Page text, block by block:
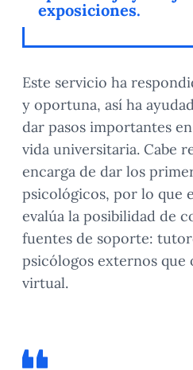
exposiciones.
Este servicio ha
y oportuna, así ha
dar pasos importantes
vida universitaria. Cabe
encarga de dar los
psicológicos, por lo que
evalúa la posibilidad de
fuentes de soporte:
psicólogos externos que
virtual.